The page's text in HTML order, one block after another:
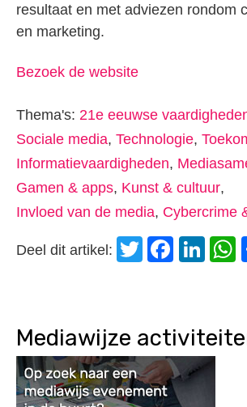
resultaat en met adviezen rondom
en marketing.
Bezoek de website
Thema's: 21e eeuwse
Sociale media, Technologie,
Informatievaardigheden,
Gamen & apps, Kunst & cultuur,
Invloed van de media, Cybercrime
Deel dit artikel: Twitter
Mediawijze